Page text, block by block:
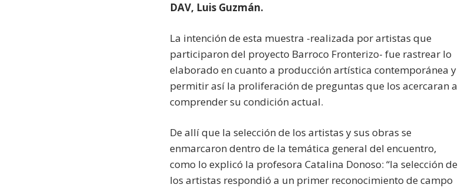
DAV, Luis Guzmán.
La intención de esta muestra -realizada por artistas que
participaron del proyecto Barroco Fronterizo- fue rastrear lo
elaborado en cuanto a producción artística contemporánea y
permitir así la proliferación de preguntas que los acercaran a
comprender su condición actual.
De allí que la selección de los artistas y sus obras se
enmarcaron dentro de la temática general del encuentro,
como lo explicó la profesora Catalina Donoso: “la selección de
los artistas respondió a un primer reconocimiento de campo